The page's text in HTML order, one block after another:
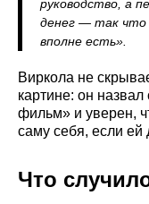
руководство, а
денег — так что
вполне есть».
Виркола не
картине: он
фильм» и уверен,
саму себя, если ей
Что